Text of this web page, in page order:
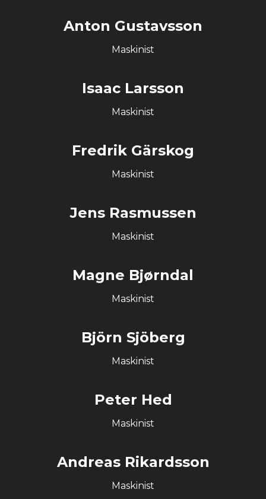
Anton Gustavsson
Maskinist
Isaac Larsson
Maskinist
Fredrik Gärskog
Maskinist
Jens Rasmussen
Maskinist
Magne Bjørndal
Maskinist
Björn Sjöberg
Maskinist
Peter Hed
Maskinist
Andreas Rikardsson
Maskinist